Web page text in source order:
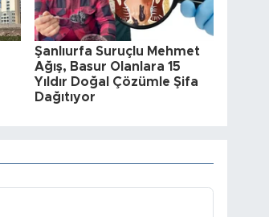
Şanlıurfa Suruçlu Mehmet
Ağış, Basur Olanlara 15
Yıldır Doğal Çözümle Şifa
Dağıtıyor